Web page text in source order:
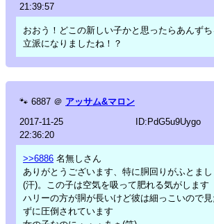
21:39:57
おおう！どこの新しい子かと思ったらあんずち
立派になりましたね！？
🐾 6887 ＠ アッサム&マロン
2017-11-25
22:36:20
ID:PdG5u9Uygo
>>6886 名無しさん
ありがとうございます、特に胴回りがふとま
(汗)。この子は空気を吸って肥れる気がします
ハリーの方が胴が長いけど彼は細っこいので
ずに圧倒されています